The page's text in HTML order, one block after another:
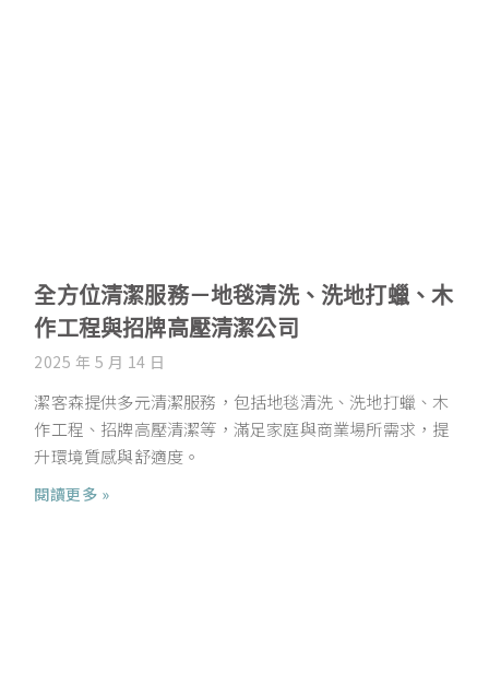
全方位清潔服務－地毯清洗、洗地打蠟、木
作工程與招牌高壓清潔公司
2025 年 5 月 14 日
潔客森提供多元清潔服務，包括地毯清洗、洗地打蠟、木
作工程、招牌高壓清潔等，滿足家庭與商業場所需求，提
升環境質感與舒適度。
閱讀更多 »